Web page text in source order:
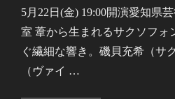
5月22日(金) 19:00開演愛知県
室 葦から生まれるサクソフォ
ぐ繊細な響き。磯貝充希（サ
（ヴァイ …